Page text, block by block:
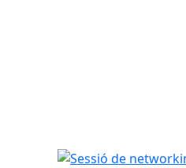
Sessió de networking